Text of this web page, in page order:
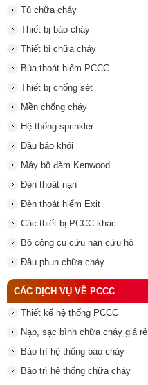
Tủ chữa cháy
Thiết bị báo cháy
Thiết bị chữa cháy
Búa thoát hiểm PCCC
Thiết bị chống sét
Mền chống cháy
Hệ thống sprinkler
Đầu báo khói
Máy bộ đàm Kenwood
Đèn thoát nạn
Đèn thoát hiểm Exit
Các thiết bị PCCC khác
Bộ công cụ cứu nạn cứu hộ
Đầu phun chữa cháy
CÁC DỊCH VỤ VỀ PCCC
Thiết kế hệ thống PCCC
Nạp, sạc bình chữa cháy giá rẻ
Bảo trì hệ thống báo cháy
Bảo trì hệ thống chữa cháy